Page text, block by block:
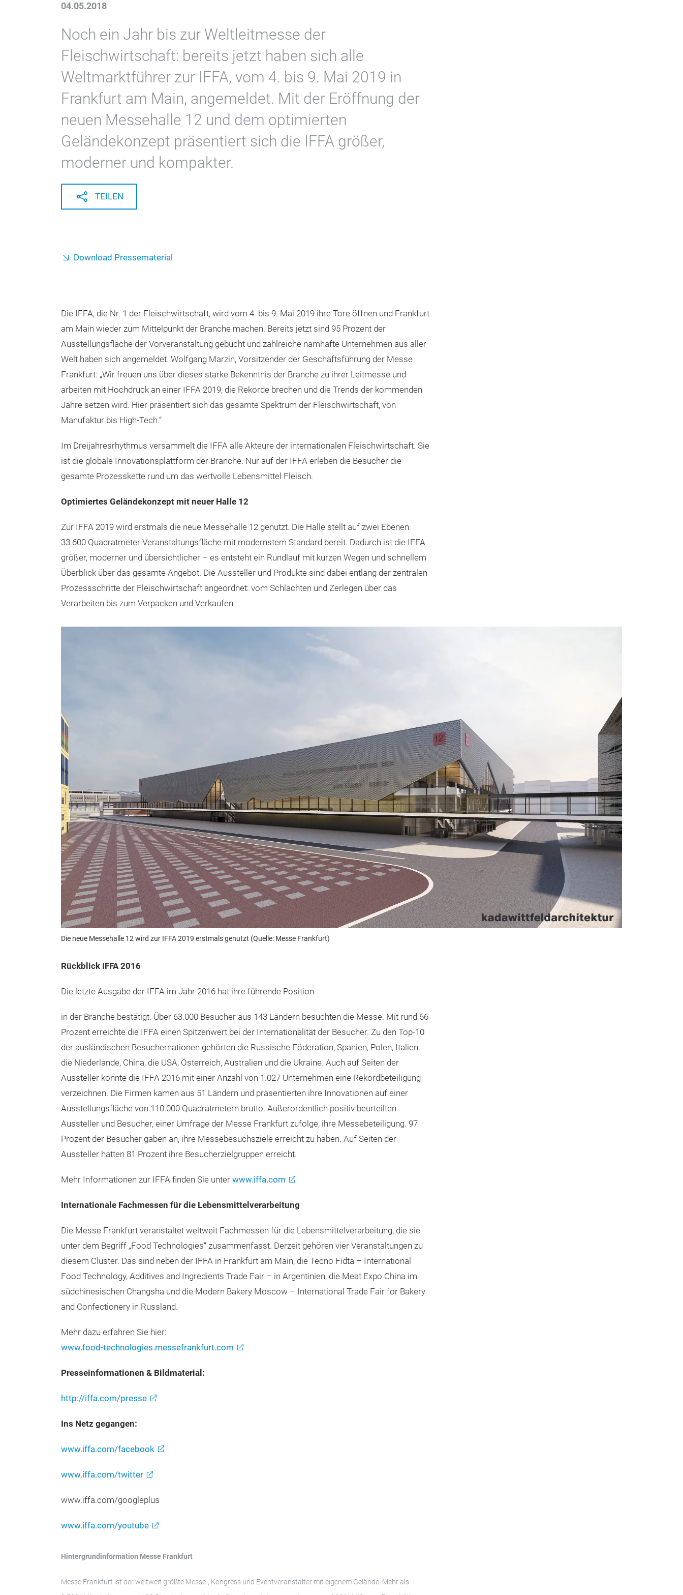
04.05.2018
Noch ein Jahr bis zur Weltleitmesse der
Fleischwirtschaft: bereits jetzt haben sich alle
Weltmarktführer zur IFFA, vom 4. bis 9. Mai 2019 in
Frankfurt am Main, angemeldet. Mit der Eröffnung der
neuen Messehalle 12 und dem optimierten
Geländekonzept präsentiert sich die IFFA größer,
moderner und kompakter.
TEILEN
Download Pressematerial
Die IFFA, die Nr. 1 der Fleischwirtschaft, wird vom 4. bis 9. Mai 2019 ihre Tore öffnen und Frankfurt
am Main wieder zum Mittelpunkt der Branche machen. Bereits jetzt sind 95 Prozent der
Ausstellungsfläche der Vorveranstaltung gebucht und zahlreiche namhafte Unternehmen aus aller
Welt haben sich angemeldet. Wolfgang Marzin, Vorsitzender der Geschäftsführung der Messe
Frankfurt: „Wir freuen uns über dieses starke Bekenntnis der Branche zu ihrer Leitmesse und
arbeiten mit Hochdruck an einer IFFA 2019, die Rekorde brechen und die Trends der kommenden
Jahre setzen wird. Hier präsentiert sich das gesamte Spektrum der Fleischwirtschaft, von
Manufaktur bis High-Tech.“
Im Dreijahresrhythmus versammelt die IFFA alle Akteure der internationalen Fleischwirtschaft. Sie
ist die globale Innovationsplattform der Branche. Nur auf der IFFA erleben die Besucher die
gesamte Prozesskette rund um das wertvolle Lebensmittel Fleisch.
Optimiertes Geländekonzept mit neuer Halle 12
Zur IFFA 2019 wird erstmals die neue Messehalle 12 genutzt. Die Halle stellt auf zwei Ebenen
33.600 Quadratmeter Veranstaltungsfläche mit modernstem Standard bereit. Dadurch ist die IFFA
größer, moderner und übersichtlicher – es entsteht ein Rundlauf mit kurzen Wegen und schnellem
Überblick über das gesamte Angebot. Die Aussteller und Produkte sind dabei entlang der zentralen
Prozessschritte der Fleischwirtschaft angeordnet: vom Schlachten und Zerlegen über das
Verarbeiten bis zum Verpacken und Verkaufen.
Die neue Messehalle 12 wird zur IFFA 2019 erstmals genutzt (Quelle: Messe Frankfurt)
Rückblick IFFA 2016
Die letzte Ausgabe der IFFA im Jahr 2016 hat ihre führende Position
in der Branche bestätigt. Über 63.000 Besucher aus 143 Ländern besuchten die Messe. Mit rund 66
Prozent erreichte die IFFA einen Spitzenwert bei der Internationalität der Besucher. Zu den Top-10
der ausländischen Besuchernationen gehörten die Russische Föderation, Spanien, Polen, Italien,
die Niederlande, China, die USA, Österreich, Australien und die Ukraine. Auch auf Seiten der
Aussteller konnte die IFFA 2016 mit einer Anzahl von 1.027 Unternehmen eine Rekordbeteiligung
verzeichnen. Die Firmen kamen aus 51 Ländern und präsentierten ihre Innovationen auf einer
Ausstellungsfläche von 110.000 Quadratmetern brutto. Außerordentlich positiv beurteilten
Aussteller und Besucher, einer Umfrage der Messe Frankfurt zufolge, ihre Messebeteiligung. 97
Prozent der Besucher gaben an, ihre Messebesuchsziele erreicht zu haben. Auf Seiten der
Aussteller hatten 81 Prozent ihre Besucherzielgruppen erreicht.
Mehr Informationen zur IFFA finden Sie unter www.iffa.com
Internationale Fachmessen für die Lebensmittelverarbeitung
Die Messe Frankfurt veranstaltet weltweit Fachmessen für die Lebensmittelverarbeitung, die sie
unter dem Begriff „Food Technologies“ zusammenfasst. Derzeit gehören vier Veranstaltungen zu
diesem Cluster. Das sind neben der IFFA in Frankfurt am Main, die Tecno Fidta – International
Food Technology, Additives and Ingredients Trade Fair – in Argentinien, die Meat Expo China im
südchinesischen Changsha und die Modern Bakery Moscow – International Trade Fair for Bakery
and Confectionery in Russland.
Mehr dazu erfahren Sie hier:
www.food-technologies.messefrankfurt.com
Presseinformationen & Bildmaterial:
http://iffa.com/presse
Ins Netz gegangen:
www.iffa.com/facebook
www.iffa.com/twitter
www.iffa.com/googleplus
www.iffa.com/youtube
Hintergrundinformation Messe Frankfurt
Messe Frankfurt ist der weltweit größte Messe-, Kongress und Eventveranstalter mit eigenem Gelände. Mehr als